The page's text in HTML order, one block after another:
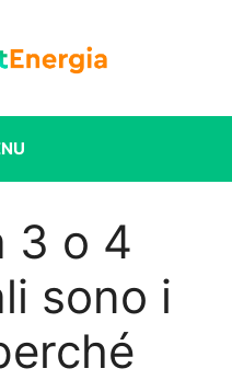
3 o 4
sono i